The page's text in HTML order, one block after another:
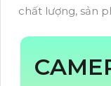
chất lượng, sản